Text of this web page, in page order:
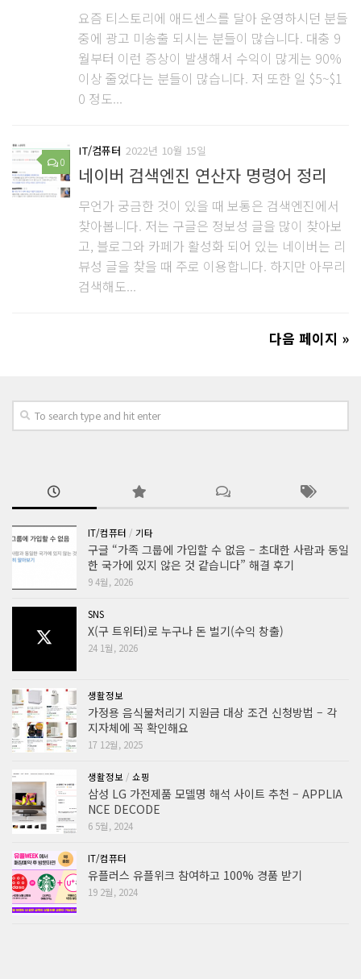
요즘 티스토리에 애드센스를 달아 운영하시던 분들
중에 광고 미송출 되시는 분들이 많습니다. 대충 9
월부터 이런 증상이 발생해서 수익이 많게는 90%
이상 줄었다는 분들이 많습니다. 저 또한 일 $5~$1
0 정도...
0
IT/컴퓨터 2022년 10월 15일
네이버 검색엔진 연산자 명령어 정리
무언가 궁금한 것이 있을 때 보통은 검색엔진에서
찾아봅니다. 저는 구글은 정보성 글을 많이 찾아보
고, 블로그와 카페가 활성화 되어 있는 네이버는 리
뷰성 글을 찾을 때 주로 이용합니다. 하지만 아무리
검색해도...
다음 페이지 »
IT/컴퓨터 / 기타
구글 “가족 그룹에 가입할 수 없음 – 초대한 사람과 동일
한 국가에 있지 않은 것 같습니다” 해결 후기
9 4월, 2026
SNS
X(구 트위터)로 누구나 돈 벌기(수익 창출)
24 1월, 2026
생활정보
가정용 음식물처리기 지원금 대상 조건 신청방법 – 각
지자체에 꼭 확인해요
17 12월, 2025
생활정보 / 쇼핑
삼성 LG 가전제품 모델명 해석 사이트 추천 – APPLIA
NCE DECODE
6 5월, 2024
IT/컴퓨터
유플러스 유플위크 참여하고 100% 경품 받기
19 2월, 2024